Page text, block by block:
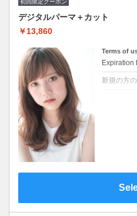
初回限定クーポン
デジタルパーマ＋カット
￥13,860
Terms of
Expiration
新規の方